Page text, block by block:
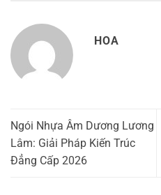
HOA
Ngói Nhựa Âm Dương Lương
Lâm: Giải Pháp Kiến Trúc
Đẳng Cấp 2026